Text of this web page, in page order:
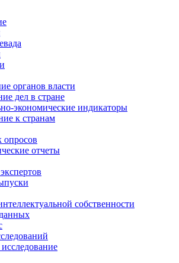
органов власти
дел в стране
экономические индикаторы
к странам
опросов
отчеты
собственности
исследование